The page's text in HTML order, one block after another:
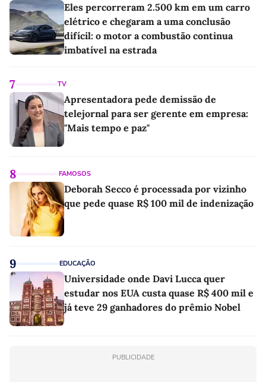
Eles percorreram 2.500 km em um carro
elétrico e chegaram a uma conclusão
difícil: o motor a combustão continua
imbatível na estrada
7 TV
Apresentadora pede demissão de
telejornal para ser gerente em empresa:
"Mais tempo e paz"
8 FAMOSOS
Deborah Secco é processada por vizinho
que pede quase R$ 100 mil de indenização
9 EDUCAÇÃO
Universidade onde Davi Lucca quer
estudar nos EUA custa quase R$ 400 mil e
já teve 29 ganhadores do prêmio Nobel
PUBLICIDADE